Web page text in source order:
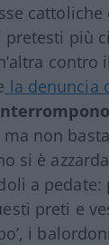
pretesti più
la denuncia
non
si è
a pedate:
preti e
i